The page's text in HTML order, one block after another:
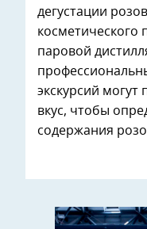
дегустации
косметического
паровой
экскурсий могут
вкус, чтобы
содержания